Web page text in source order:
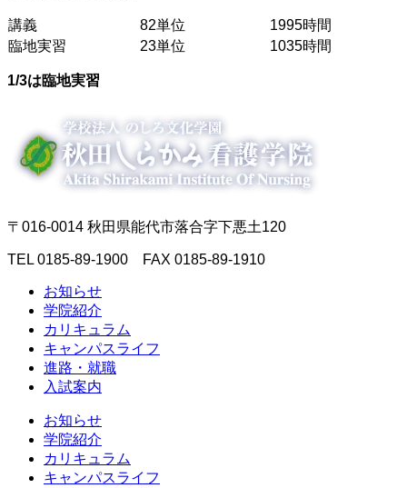
講義 82単位
1995時間
臨地実習
23単位 1035時間
1/3は臨地実習
〒016-0014 秋田県能代市落合字下悪土120
TEL 0185-89-1900 FAX 0185-89-1910
お知らせ
学院紹介
カリキュラム
キャンパスライフ
進路・就職
入試案内
お知らせ
学院紹介
カリキュラム
キャンパスライフ